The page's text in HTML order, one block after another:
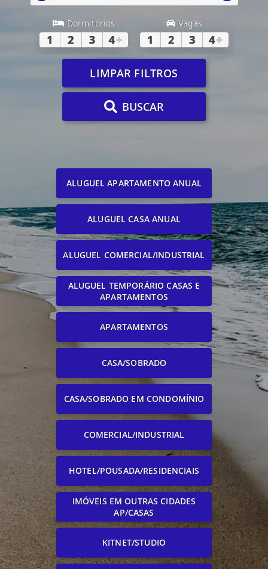
Dormitórios
1 2 3 4+
Vagas
1 2 3 4+
LIMPAR FILTROS
BUSCAR
ALUGUEL APARTAMENTO ANUAL
ALUGUEL CASA ANUAL
ALUGUEL COMERCIAL/INDUSTRIAL
ALUGUEL TEMPORÁRIO CASAS E
APARTAMENTOS
APARTAMENTOS
CASA/SOBRADO
CASA/SOBRADO EM CONDOMÍNIO
COMERCIAL/INDUSTRIAL
HOTEL/POUSADA/RESIDENCIAIS
IMÓVEIS EM OUTRAS CIDADES
AP/CASAS
KITNET/STUDIO